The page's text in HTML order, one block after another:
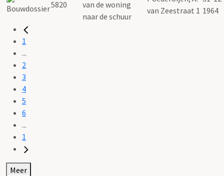
5820
van de woning
naar de schuur
van Zeestraat 1 1964
1
...
2
3
4
5
6
...
1
Meer